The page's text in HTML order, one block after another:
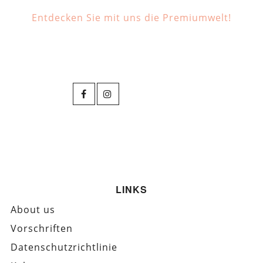
Entdecken Sie mit uns die Premiumwelt!
LINKS
About us
Vorschriften
Datenschutzrichtlinie